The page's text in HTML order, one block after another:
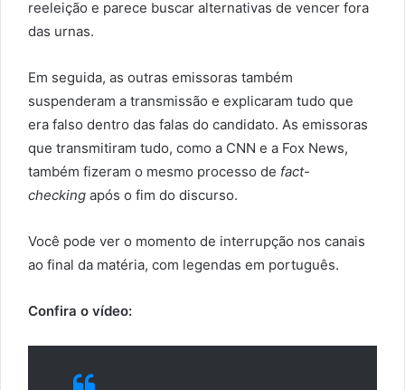
reeleição e parece buscar alternativas de vencer fora
das urnas.
Em seguida, as outras emissoras também
suspenderam a transmissão e explicaram tudo que
era falso dentro das falas do candidato. As emissoras
que transmitiram tudo, como a CNN e a Fox News,
também fizeram o mesmo processo de fact-
checking após o fim do discurso.
Você pode ver o momento de interrupção nos canais
ao final da matéria, com legendas em português.
Confira o vídeo: